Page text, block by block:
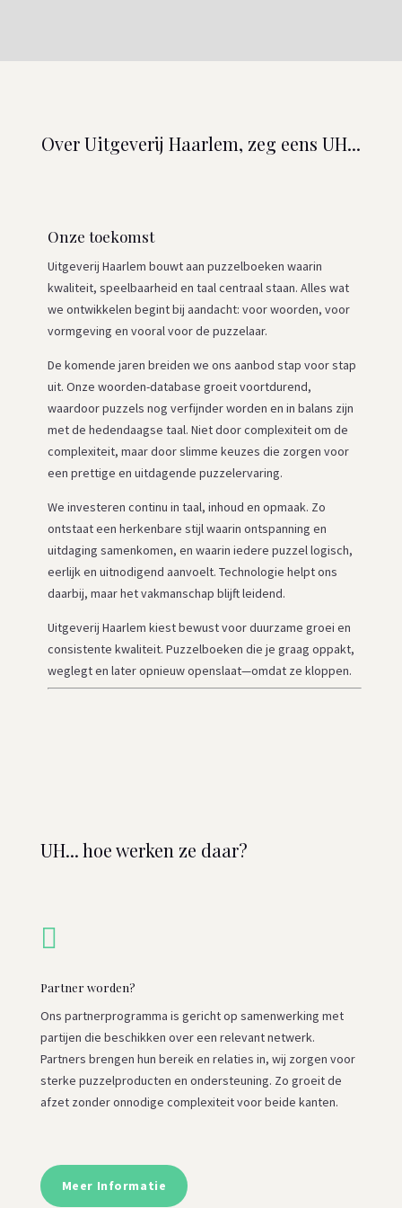
Over Uitgeverij Haarlem, zeg eens UH...
Onze toekomst
Uitgeverij Haarlem bouwt aan puzzelboeken waarin
kwaliteit, speelbaarheid en taal centraal staan. Alles wat
we ontwikkelen begint bij aandacht: voor woorden, voor
vormgeving en vooral voor de puzzelaar.
De komende jaren breiden we ons aanbod stap voor stap
uit. Onze woorden-database groeit voortdurend,
waardoor puzzels nog verfijnder worden en in balans zijn
met de hedendaagse taal. Niet door complexiteit om de
complexiteit, maar door slimme keuzes die zorgen voor
een prettige en uitdagende puzzelervaring.
We investeren continu in taal, inhoud en opmaak. Zo
ontstaat een herkenbare stijl waarin ontspanning en
uitdaging samenkomen, en waarin iedere puzzel logisch,
eerlijk en uitnodigend aanvoelt. Technologie helpt ons
daarbij, maar het vakmanschap blijft leidend.
Uitgeverij Haarlem kiest bewust voor duurzame groei en
consistente kwaliteit. Puzzelboeken die je graag oppakt,
weglegt en later opnieuw openslaat—omdat ze kloppen.
UH... hoe werken ze daar?

Partner worden?
Ons partnerprogramma is gericht op samenwerking met
partijen die beschikken over een relevant netwerk.
Partners brengen hun bereik en relaties in, wij zorgen voor
sterke puzzelproducten en ondersteuning. Zo groeit de
afzet zonder onnodige complexiteit voor beide kanten.
Meer Informatie